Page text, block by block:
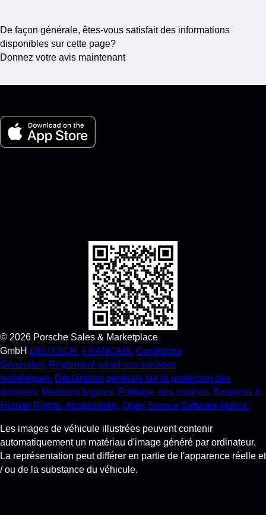
De façon générale, êtes-vous satisfait des informations
disponibles sur cette page?
Donnez votre avis maintenant
© 2026 Porsche Sales & Marketplace
GmbH DEUTSCH. FRANCAIS. Conditions
Générales. Règlement relatif aux services
numériques. Déclaration générale sur la protection des
données. Mentions légales. Politique des cookies. Business &
Human Rights. Accessibility. Open Source Software Notice.
Les images de véhicule illustrées peuvent contenir
automatiquement un matériau d'image généré par ordinateur.
La représentation peut différer en partie de l'apparence réelle et
/ ou de la substance du véhicule.